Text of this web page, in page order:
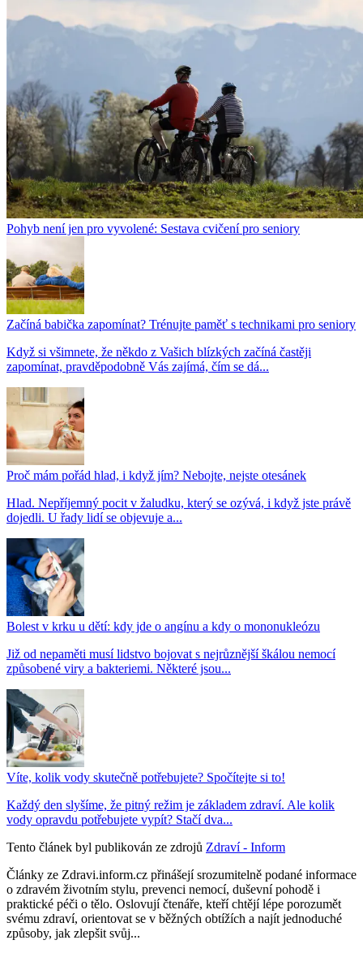
Pohyb není jen pro vyvolené: Sestava cvičení pro seniory
Začíná babička zapomínat? Trénujte paměť s technikami pro seniory
Když si všimnete, že někdo z Vašich blízkých začíná častěji
zapomínat, pravděpodobně Vás zajímá, čím se dá...
Proč mám pořád hlad, i když jím? Nebojte, nejste otesánek
Hlad. Nepříjemný pocit v žaludku, který se ozývá, i když jste právě
dojedli. U řady lidí se objevuje a...
Bolest v krku u dětí: kdy jde o angínu a kdy o mononukleózu
Již od nepaměti musí lidstvo bojovat s nejrůznější škálou nemocí
způsobené viry a bakteriemi. Některé jsou...
Víte, kolik vody skutečně potřebujete? Spočítejte si to!
Každý den slyšíme, že pitný režim je základem zdraví. Ale kolik
vody opravdu potřebujete vypít? Stačí dva...
Tento článek byl publikován ze zdrojů Zdraví - Inform
Články ze Zdravi.inform.cz přinášejí srozumitelně podané informace
o zdravém životním stylu, prevenci nemocí, duševní pohodě i
praktické péči o tělo. Oslovují čtenáře, kteří chtějí lépe porozumět
svému zdraví, orientovat se v běžných obtížích a najít jednoduché
způsoby, jak zlepšit svůj...